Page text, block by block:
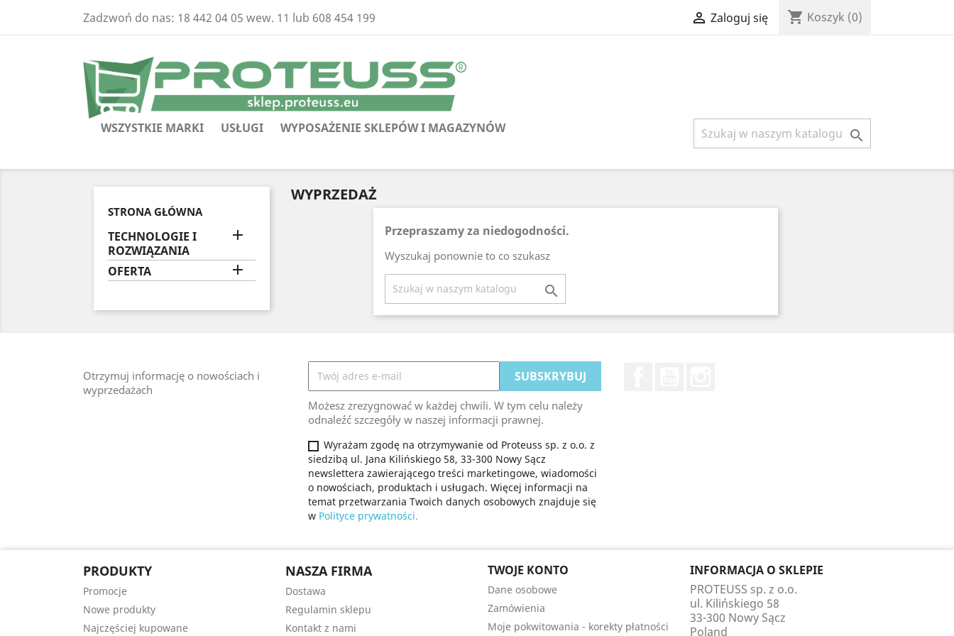
Zadzwoń do nas: 18 442 04 05 wew. 11 lub 608 454 199  Zaloguj się shopping_cart Koszyk (0)
WSZYSTKIE MARKI USŁUGI WYPOSAŻENIE SKLEPÓW I MAGAZYNÓW 
STRONA GŁÓWNA
TECHNOLOGIE I
ROZWIĄZANIA

OFERTA 
WYPRZEDAŻ
Przepraszamy za niedogodności.
Wyszukaj ponownie to co szukasz

Otrzymuj informację o nowościach i
wyprzedażach
Możesz zrezygnować w każdej chwili. W tym celu należy
odnaleźć szczegóły w naszej informacji prawnej.
Wyrażam zgodę na otrzymywanie od Proteuss sp. z o.o. z
siedzibą ul. Jana Kilińskiego 58, 33-300 Nowy Sącz
newslettera zawierającego treści marketingowe, wiadomości
o nowościach, produktach i usługach. Więcej informacji na
temat przetwarzania Twoich danych osobowych znajduje się
w Polityce prywatności.
PRODUKTY
Promocje
Nowe produkty
Najczęściej kupowane
NASZA FIRMA
Dostawa
Regulamin sklepu
Kontakt z nami
TWOJE KONTO
Dane osobowe
Zamówienia
Moje pokwitowania - korekty płatności
INFORMACJA O SKLEPIE
PROTEUSS sp. z o.o.
ul. Kilińskiego 58
33-300 Nowy Sącz
Poland